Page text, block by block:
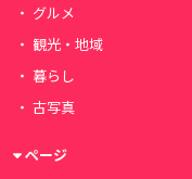
グルメ
観光・地域
暮らし
古写真
ページ